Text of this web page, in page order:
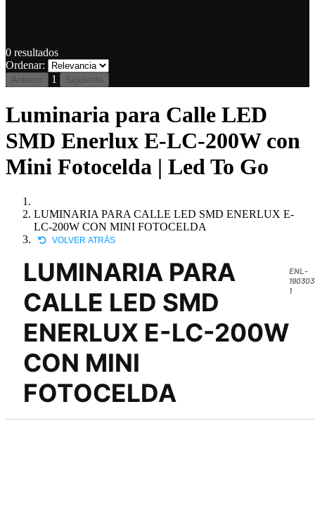
0 resultados
Ordenar:
Anterior 1 Siguiente
Luminaria para Calle LED
SMD Enerlux E-LC-200W con
Mini Fotocelda | Led To Go
LUMINARIA PARA CALLE LED SMD ENERLUX E-
LC-200W CON MINI FOTOCELDA
VOLVER ATRÁS
LUMINARIA PARA
CALLE LED SMD
ENERLUX E-LC-200W
CON MINI
FOTOCELDA
ENL-
1